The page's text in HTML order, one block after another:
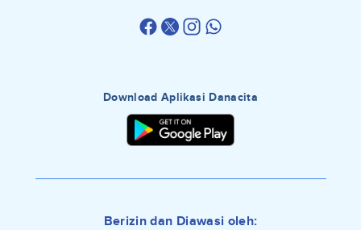
Download Aplikasi Danacita
Berizin dan Diawasi oleh: